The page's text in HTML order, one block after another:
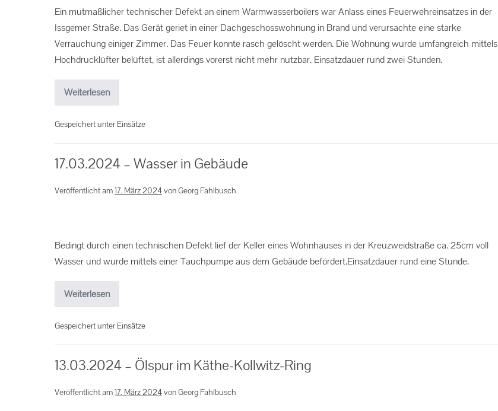
Ein mutmaßlicher technischer Defekt an einem Warmwasserboilers war Anlass eines Feuerwehreinsatzes in der
Issgemer Straße. Das Gerät geriet in einer Dachgeschosswohnung in Brand und verursachte eine starke
Verrauchung einiger Zimmer. Das Feuer konnte rasch gelöscht werden. Die Wohnung wurde umfangreich mittels
Hochdrucklüfter belüftet, ist allerdings vorerst nicht mehr nutzbar. Einsatzdauer rund zwei Stunden.
Weiterlesen
Gespeichert unter Einsätze
17.03.2024 – Wasser in Gebäude
Veröffentlicht am17. März 2024vonGeorg Fahlbusch
Bedingt durch einen technischen Defekt lief der Keller eines Wohnhauses in der Kreuzweidstraße ca. 25cm voll
Wasser und wurde mittels einer Tauchpumpe aus dem Gebäude befördert.Einsatzdauer rund eine Stunde.
Weiterlesen
Gespeichert unter Einsätze
13.03.2024 – Ölspur im Käthe-Kollwitz-Ring
Veröffentlicht am17. März 2024vonGeorg Fahlbusch